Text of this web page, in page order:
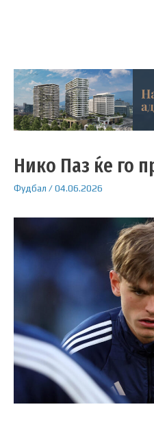
Нико Паз ќе го
Фудбал /04.06.2026